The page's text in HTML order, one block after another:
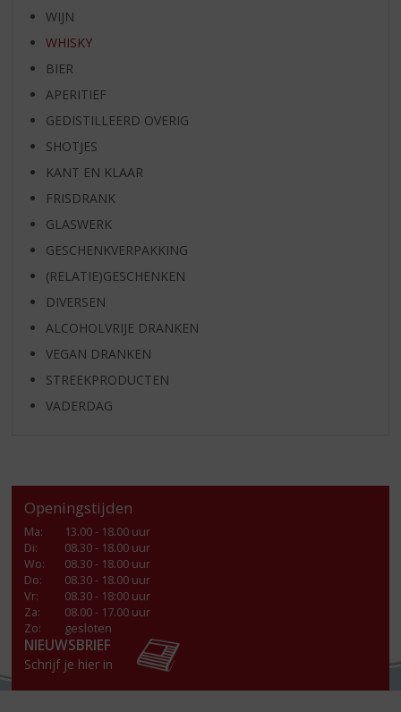
WIJN
WHISKY
BIER
APERITIEF
GEDISTILLEERD OVERIG
SHOTJES
KANT EN KLAAR
FRISDRANK
GLASWERK
GESCHENKVERPAKKING
(RELATIE)GESCHENKEN
DIVERSEN
ALCOHOLVRIJE DRANKEN
VEGAN DRANKEN
STREEKPRODUCTEN
VADERDAG
Openingstijden
Ma:
13.00 - 18.00 uur
Di:
08.30 - 18.00 uur
Wo:
08.30 - 18.00 uur
Do:
08.30 - 18.00 uur
Vr:
08.30 - 18:00 uur
Za:
08.00 - 17.00 uur
Zo:
gesloten
NIEUWSBRIEF
Schrijf je hier in